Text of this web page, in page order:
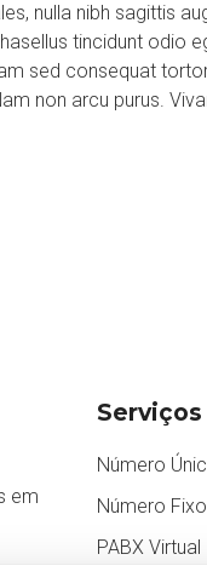
nulla nibh sagittis
tincidunt odio
sed consequat
non arcu purus.
em
Número
Número
PABX Virtual